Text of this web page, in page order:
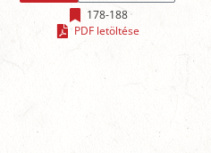
178-188
PDF letöltése